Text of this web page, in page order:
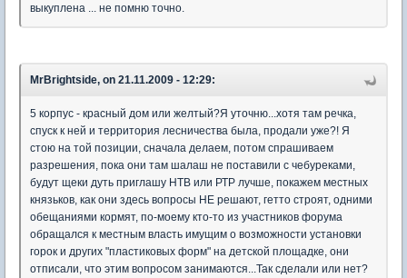
выкуплена ... не помню точно.
MrBrightside, on 21.11.2009 - 12:29:
5 корпус - красный дом или желтый?Я уточню...хотя там речка,
спуск к ней и территория лесничества была, продали уже?! Я
стою на той позиции, сначала делаем, потом спрашиваем
разрешения, пока они там шалаш не поставили с чебуреками,
будут щеки дуть приглашу НТВ или РТР лучше, покажем местных
князьков, как они здесь вопросы НЕ решают, гетто строят, одними
обещаниями кормят, по-моему кто-то из участников форума
обращался к местным власть имущим о возможности установки
горок и других "пластиковых форм" на детской площадке, они
отписали, что этим вопросом занимаются...Так сделали или нет?